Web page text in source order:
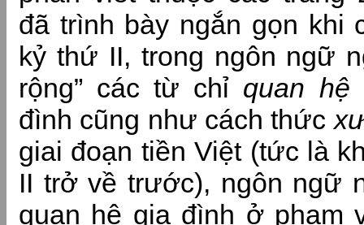
đã trình bày ngắn gọn khi
kỷ thứ II, trong ngôn ngữ
rộng” các từ chỉ quan hệ
đình cũng như cách thức
giai đoạn tiền Việt (tức là
II trở về trước), ngôn ngữ
quan hệ gia đình ở phạm